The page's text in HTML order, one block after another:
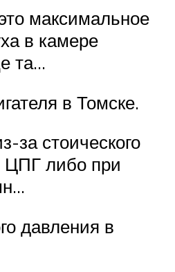
максимальное
в камере
та…
в Томске.
за стоического
ЦПГ либо при
давления в